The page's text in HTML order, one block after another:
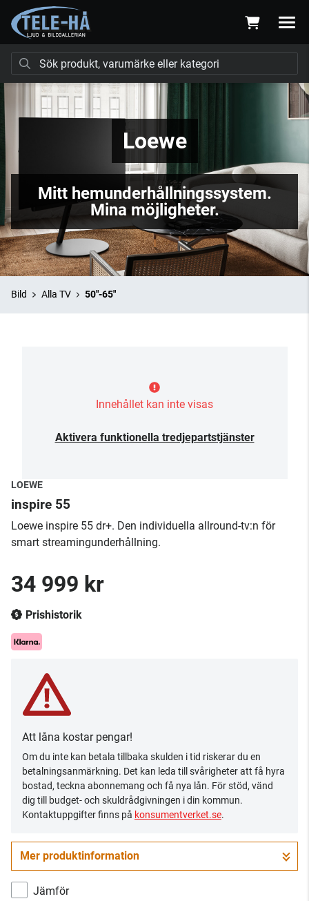
Loewe
Mitt hemunderhållningssystem.
Mina möjligheter.
Bild Alla TV 50"-65"
Innehållet kan inte visas
Aktivera funktionella tredjepartstjänster
LOEWE
inspire 55
Loewe inspire 55 dr+. Den individuella allround-tv:n för
smart streamingunderhållning.
34 999 kr
Prishistorik
Att låna kostar pengar!
Om du inte kan betala tillbaka skulden i tid riskerar du en
betalningsanmärkning. Det kan leda till svårigheter att få hyra
bostad, teckna abonnemang och få nya lån. För stöd, vänd
dig till budget- och skuldrådgivningen i din kommun.
Kontaktuppgifter finns på konsumentverket.se.
Mer produktinformation
Jämför